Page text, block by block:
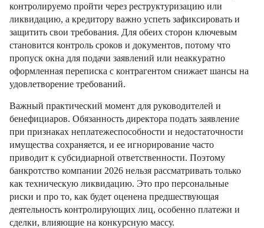
контролируемо пройти через реструктуризацию или
ликвидацию, а кредитору важно успеть зафиксировать и
защитить свои требования. Для обеих сторон ключевым
становится контроль сроков и документов, потому что
пропуск окна для подачи заявлений или неаккуратно
оформленная переписка с контрагентом снижает шансы на
удовлетворение требований.
Важный практический момент для руководителей и
бенефициаров. Обязанность директора подать заявление
при признаках неплатежеспособности и недостаточности
имущества сохраняется, и ее игнорирование часто
приводит к субсидиарной ответственности. Поэтому
банкротство компании 2026 нельзя рассматривать только
как техническую ликвидацию. Это про персональные
риски и про то, как будет оценена предшествующая
деятельность контролирующих лиц, особенно платежи и
сделки, влияющие на конкурсную массу.